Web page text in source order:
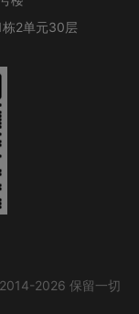
栋2单元30层
2026 保留一切